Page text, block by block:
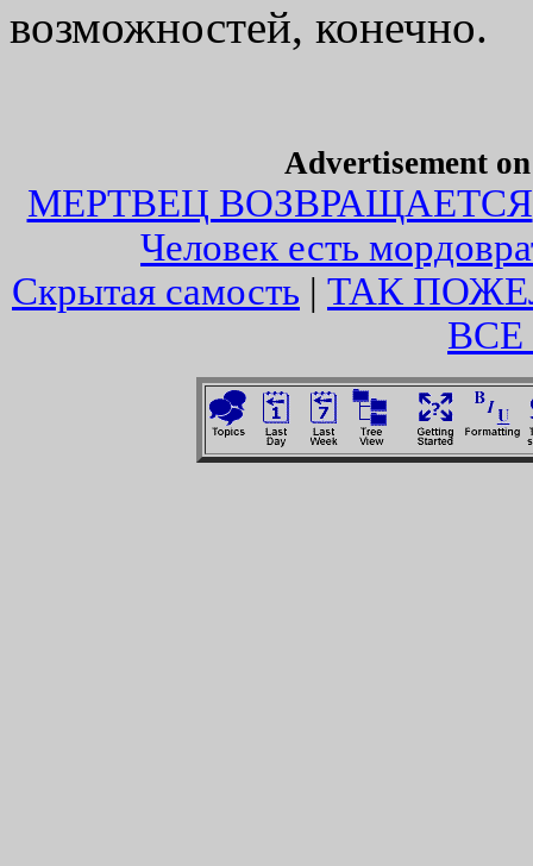
возможностей, конечно.
Advertisement
МЕРТВЕЦ ВОЗВРАЩАЕТСЯ
Человек есть
Скрытая самость | ТАК